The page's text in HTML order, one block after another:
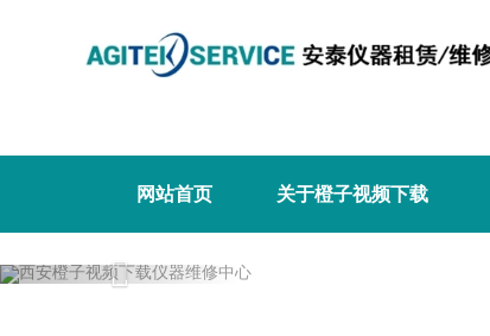
网站首页 关于橙子视频下载
Previous